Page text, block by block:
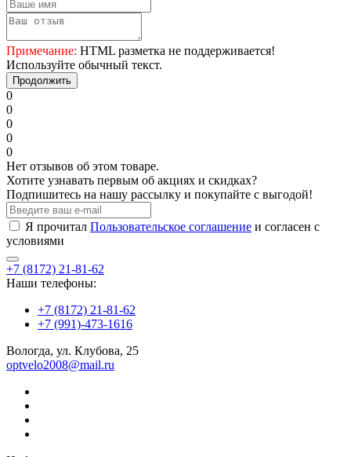
Примечание: HTML разметка не поддерживается!
Используйте обычный текст.
Продолжить
0
0
0
0
0
Нет отзывов об этом товаре.
Хотите узнавать первым об акциях и скидках?
Подпишитесь на нашу рассылку и покупайте с выгодой!
Я прочитал Пользовательское соглашение и согласен с
условиями
+7 (8172) 21-81-62
Наши телефоны:
+7 (8172) 21-81-62
+7 (991)-473-1616
Вологда, ул. Клубова, 25
optvelo2008@mail.ru